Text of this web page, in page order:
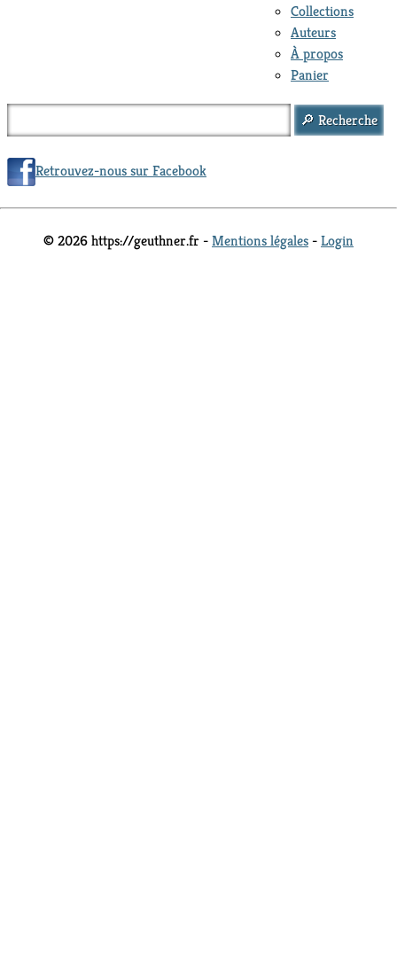
Collections
Auteurs
À propos
Panier
Retrouvez-nous sur Facebook
© 2026 https://geuthner.fr -Mentions légales -Login